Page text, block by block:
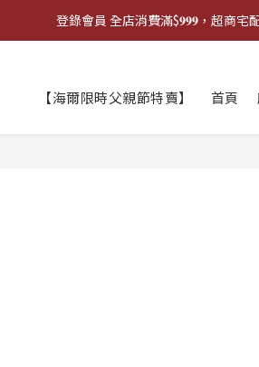
登錄會員 全店消費滿$𝟗𝟗𝟗，超商宅
登錄會員 全店消費滿$𝟗𝟗𝟗，超商宅
🔥商品庫存變動快速，請先詢問
【海爾限時父親節特賣】 首頁